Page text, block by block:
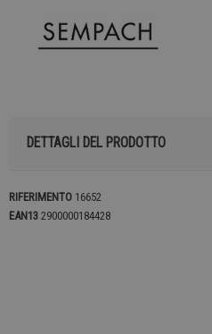
DETTAGLI DEL PRODOTTO
RIFERIMENTO 16652
EAN13 2900000184428